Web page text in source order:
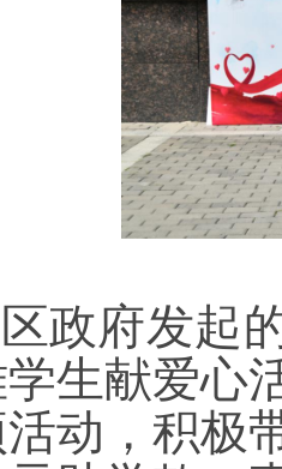
政府发起
生献爱心
动，积极